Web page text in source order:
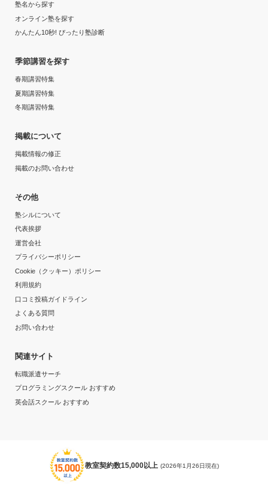
塾名から探す
オンライン塾を探す
かんたん10秒! ぴったり塾診断
季節講習を探す
春期講習特集
夏期講習特集
冬期講習特集
掲載について
掲載情報の修正
掲載のお問い合わせ
その他
塾シルについて
代表挨拶
運営会社
プライバシーポリシー
Cookie（クッキー）ポリシー
利用規約
口コミ投稿ガイドライン
よくある質問
お問い合わせ
関連サイト
転職派遣サーチ
プログラミングスクール おすすめ
英会話スクール おすすめ
教室契約数15,000以上 (2026年1月26日現在)